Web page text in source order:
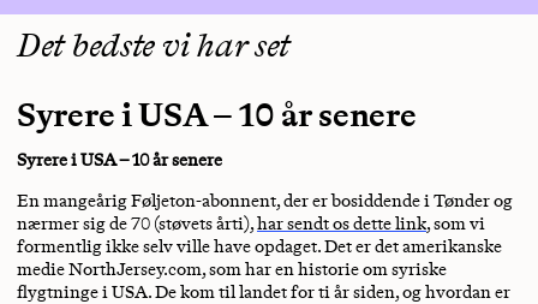
Det bedste vi har set
Syrere i USA – 10 år senere
Syrere i USA – 10 år senere
En mangeårig Føljeton-abonnent, der er bosiddende i Tønder og
nærmer sig de 70 (støvets årti),har sendt os dette link, som vi
formentlig ikke selv ville have opdaget. Det er det amerikanske
medie NorthJersey.com, som har en historie om syriske
flygtninge i USA. De kom til landet for ti år siden, og hvordan er